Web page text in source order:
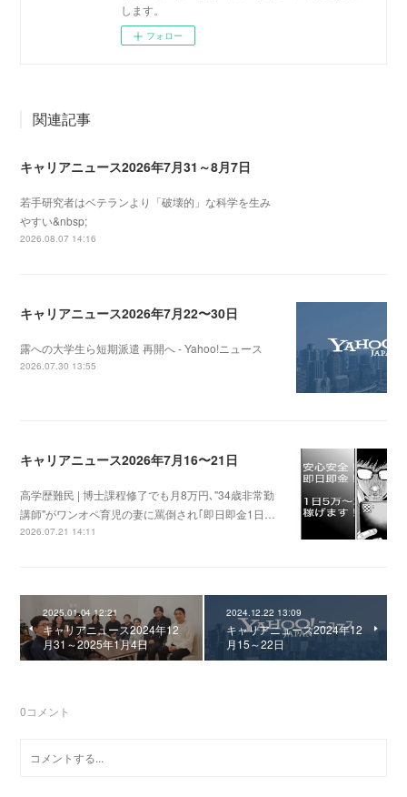
します。
フォロー
関連記事
キャリアニュース2026年7月31～8月7日
若手研究者はベテランより「破壊的」な科学を生み
やすい&nbsp;
2026.08.07 14:16
キャリアニュース2026年7月22〜30日
露への大学生ら短期派遣 再開へ - Yahoo!ニュース
2026.07.30 13:55
キャリアニュース2026年7月16〜21日
高学歴難民 | 博士課程修了でも月8万円､"34歳非常勤
講師"がワンオペ育児の妻に罵倒され｢即日即金1日…
2026.07.21 14:11
2025.01.04 12:21
キャリアニュース2024年12
月31～2025年1月4日
2024.12.22 13:09
キャリアニュース2024年12
月15～22日
0コメント